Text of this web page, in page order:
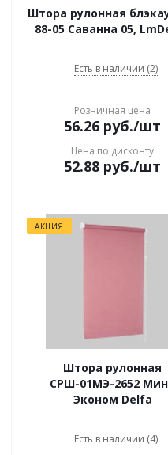
Штора рулонная
88-05 Саванна 05,
Есть в наличии (2)
Розничная цена
56.26 руб./шт
Цена по дисконту
52.88 руб./шт
АКЦИЯ
Штора рулонная
СРШ-01МЭ-2652
Эконом Delfa
Есть в наличии (4)